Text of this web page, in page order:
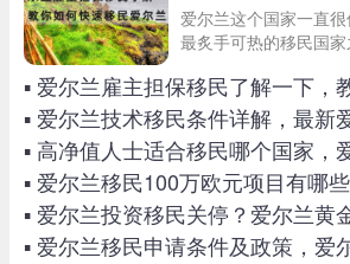
爱尔兰这个国家一直
最炙手可热的移民国
捐赠，雇主担保！毫
经济，也最靠谱的方式
税。
▪ 爱尔兰投资移民关停？爱尔兰黄